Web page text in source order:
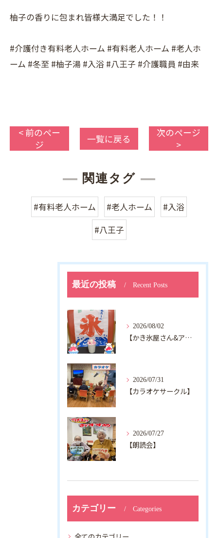
柚子の香りに包まれ皆様大満足でした！！
#介護付き有料老人ホーム #有料老人ホーム #老人ホ
ーム #冬至 #柚子湯 #入浴 #八王子 #介護職員 #由来
< 前のペー
ジ
一覧に戻る
次のページ
>
関連タグ
#有料老人ホーム #老人ホーム
#入浴
#八王子
カテゴリー Categories
最近の投稿 Recent Posts
2026/08/02
【かき氷屋さん&アルジャン向日葵】
2026/07/31
【カラオケサークル】
2026/07/27
【朗読会】